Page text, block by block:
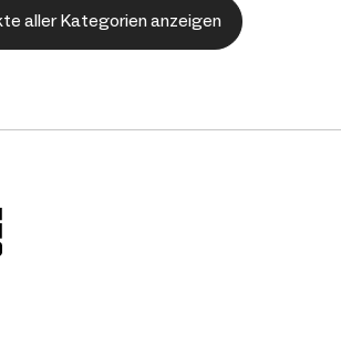
aller Kategorien anzeigen